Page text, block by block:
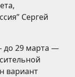
Сергей
до 29 марта —
вариант